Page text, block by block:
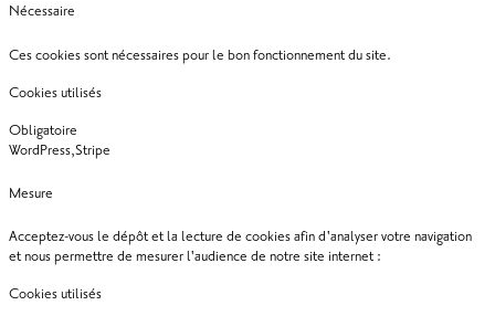
Nécessaire
Ces cookies sont nécessaires pour le bon fonctionnement du site.
Cookies utilisés
Obligatoire
WordPress,Stripe
Mesure
Acceptez-vous le dépôt et la lecture de cookies afin d'analyser votre navigation
et nous permettre de mesurer l'audience de notre site internet :
Cookies utilisés